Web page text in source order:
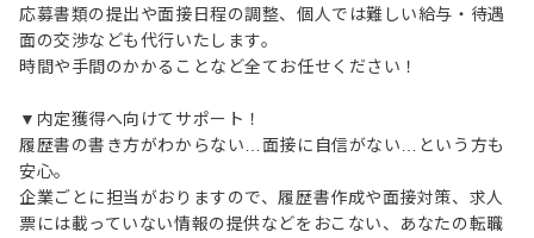
応募書類の提出や面接日程の調整、個人では難しい給与・待遇
面の交渉なども代行いたします。
時間や手間のかかることなど全てお任せください！
▼内定獲得へ向けてサポート！
履歴書の書き方がわからない…面接に自信がない…という方も
安心。
企業ごとに担当がおりますので、履歴書作成や面接対策、求人
票には載っていない情報の提供などをおこない、あなたの転職